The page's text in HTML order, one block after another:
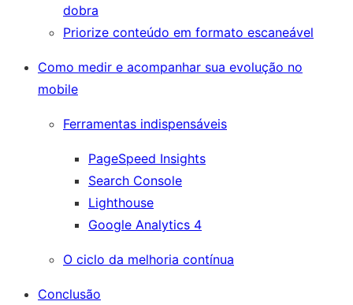
dobra
Priorize conteúdo em formato escaneável
Como medir e acompanhar sua evolução no
mobile
Ferramentas indispensáveis
PageSpeed Insights
Search Console
Lighthouse
Google Analytics 4
O ciclo da melhoria contínua
Conclusão